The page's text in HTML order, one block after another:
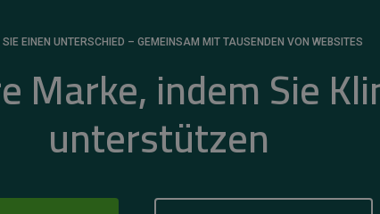
SIE EINEN UNTERSCHIED – GEMEINSAM MIT TAUSENDEN VON WEBSITES
Marke, indem Sie
unterstützen